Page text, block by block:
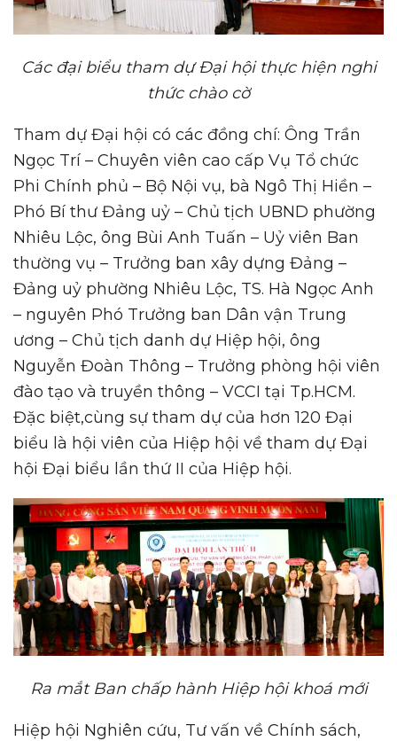
Các đại biểu tham dự Đại hội thực hiện nghi
thức chào cờ
Tham dự Đại hội có các đồng chí: Ông Trần
Ngọc Trí – Chuyên viên cao cấp Vụ Tổ chức
Phi Chính phủ – Bộ Nội vụ, bà Ngô Thị Hiền –
Phó Bí thư Đảng uỷ – Chủ tịch UBND phường
Nhiêu Lộc, ông Bùi Anh Tuấn – Uỷ viên Ban
thường vụ – Trưởng ban xây dựng Đảng –
Đảng uỷ phường Nhiêu Lộc, TS. Hà Ngọc Anh
– nguyên Phó Trưởng ban Dân vận Trung
ương – Chủ tịch danh dự Hiệp hội, ông
Nguyễn Đoàn Thông – Trưởng phòng hội viên
đào tạo và truyền thông – VCCI tại Tp.HCM.
Đặc biệt,cùng sự tham dự của hơn 120 Đại
biểu là hội viên của Hiệp hội về tham dự Đại
hội Đại biểu lần thứ II của Hiệp hội.
Ra mắt Ban chấp hành Hiệp hội khoá mới
Hiệp hội Nghiên cứu, Tư vấn về Chính sách,